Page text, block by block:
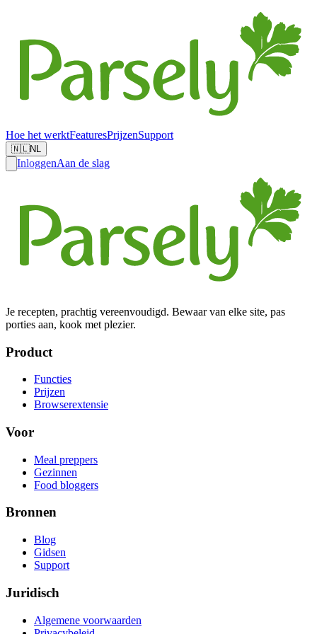
Hoe het werktFeaturesPrijzenSupport
🇳🇱NL
InloggenAan de slag
Je recepten, prachtig vereenvoudigd. Bewaar van elke site, pas
porties aan, kook met plezier.
Product
Functies
Prijzen
Browserextensie
Voor
Meal preppers
Gezinnen
Food bloggers
Bronnen
Blog
Gidsen
Support
Juridisch
Algemene voorwaarden